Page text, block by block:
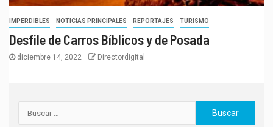
IMPERDIBLES NOTICIAS PRINCIPALES REPORTAJES TURISMO
Desfile de Carros Bíblicos y de Posada
diciembre 14, 2022 Directordigital